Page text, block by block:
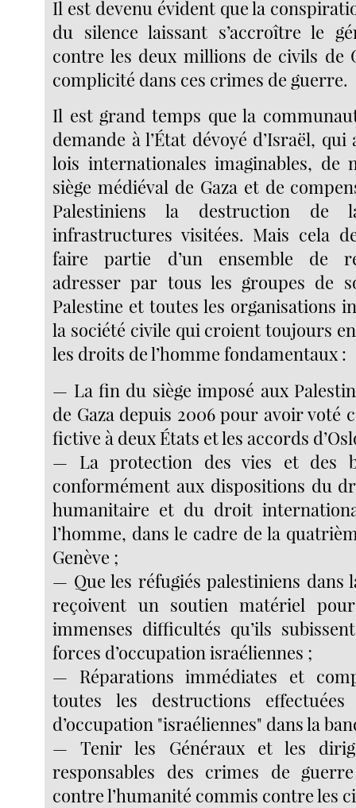
Il est devenu évident que la
du silence laissant s’accroître le
contre les deux millions de civils de
complicité dans ces crimes de guerre.
Il est grand temps que la
demande à l’État dévoyé d’Israël,
lois internationales imaginables, de
siège médiéval de Gaza et de
Palestiniens la destruction
infrastructures visitées. Mais cela
faire partie d’un ensemble de
adresser par tous les groupes de
Palestine et toutes les organisations
la société civile qui croient toujours
les droits de l’homme fondamentaux :
— La fin du siège imposé aux
de Gaza depuis 2006 pour avoir voté
fictive à deux États et les accords
— La protection des vies et des
conformément aux dispositions du
humanitaire et du droit
l’homme, dans le cadre de la
Genève ;
— Que les réfugiés palestiniens dans
reçoivent un soutien matériel
immenses difficultés qu’ils
forces d’occupation israéliennes ;
— Réparations immédiates et
toutes les destructions
d’occupation "israéliennes" dans la
— Tenir les Généraux et les
responsables des crimes de
contre l’humanité commis contre les